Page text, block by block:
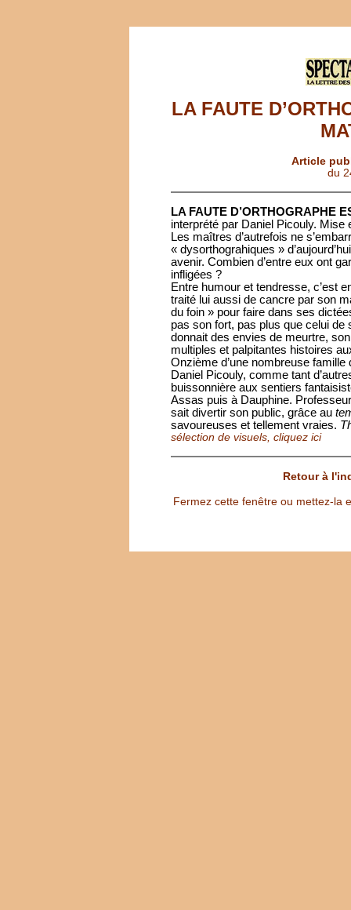
LA FAUTE
Article
du
LA FAUTE D’ORTHOGRAPHE
interprété par Daniel Picouly.
Les maîtres d’autrefois ne
« dysorthograhiques »
avenir. Combien d’entre eux ont
infligées ?
Entre humour et tendresse, c’est
traité lui aussi de cancre par son
du foin » pour faire dans ses
pas son fort, pas plus que celui de
donnait des envies de meurtre,
multiples et palpitantes histoires
Onzième d’une nombreuse
Daniel Picouly, comme tant
buissonnière aux sentiers
Assas puis à Dauphine.
sait divertir son public, grâce au
savoureuses et tellement vraies.
sélection de visuels, cliquez ici
Retour à
Fermez cette fenêtre ou mettez-la